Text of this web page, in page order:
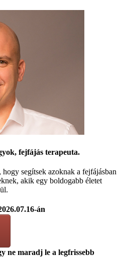
fejfájás terapeuta.
segítsek azoknak a fejfájásban
akik egy boldogabb életet
án
ne maradj le a legfrissebb